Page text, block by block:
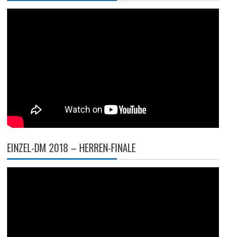
EINZEL-DM 2018 – HERREN-FINALE